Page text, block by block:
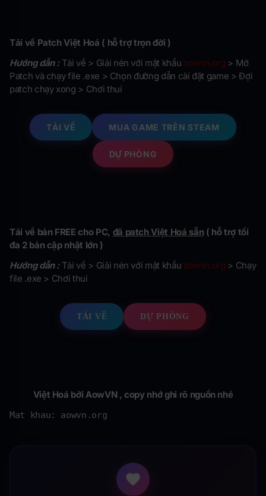
Tải về Patch Việt Hoá ( hỗ trợ trọn đời )
Hướng dẫn : Tải về > Giải nén với mật khẩu aowvn.org > Mở
Patch và chạy file .exe > Chọn đường dẫn cài đặt game > Đợi
patch chạy xong > Chơi thui
TẢI VỀ MUA GAME TRÊN STEAM
DỰ PHÒNG
Tải về bản FREE cho PC, đã patch Việt Hoá sẵn( hỗ trợ tối
đa 2 bản cập nhật lớn )
Hướng dẫn : Tải về > Giải nén với mật khẩu aowvn.org > Chạy
file .exe > Chơi thui
TẢI VỀ DỰ PHÒNG
Việt Hoá bởi AowVN , copy nhớ ghi rõ nguồn nhé
Mat khau: aowvn.org